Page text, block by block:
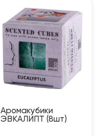
Аромакубики
ЭВКАЛИПТ (8шт)